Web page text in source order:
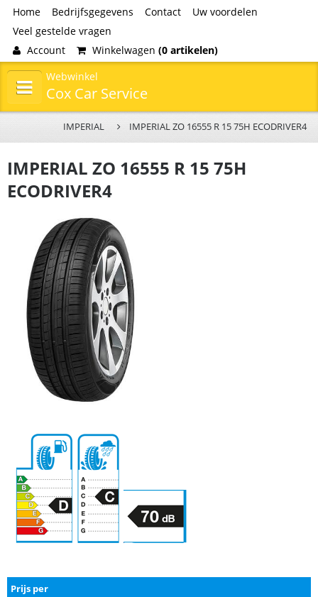
Home Bedrijfsgegevens Contact
Uw voordelen
Veel gestelde vragen
Account
Winkelwagen (0 artikelen)
Webwinkel
Cox Car Service
IMPERIAL IMPERIAL ZO 16555 R 15 75H ECODRIVER4
IMPERIAL ZO 16555 R 15 75H
ECODRIVER4
Prijs per